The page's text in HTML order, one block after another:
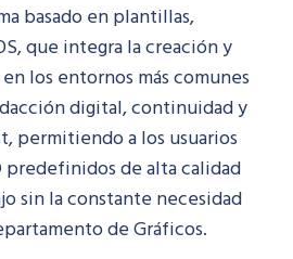
basado en plantillas,
que integra la creación y
los entornos más comunes
digital, continuidad y
permitiendo a los usuarios
predefinidos de alta calidad
sin la constante necesidad
de Gráficos.